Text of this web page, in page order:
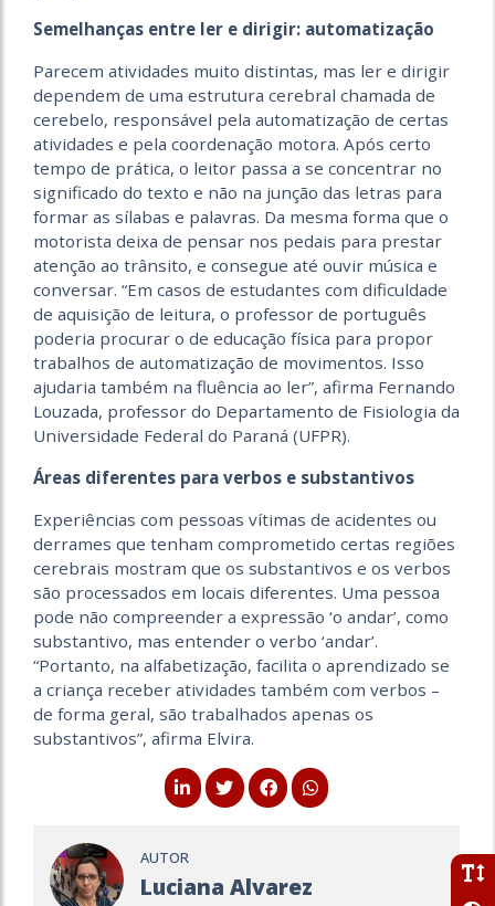
Semelhanças entre ler e dirigir: automatização
Parecem atividades muito distintas, mas ler e dirigir
dependem de uma estrutura cerebral chamada de
cerebelo, responsável pela automatização de certas
atividades e pela coordenação motora. Após certo
tempo de prática, o leitor passa a se concentrar no
significado do texto e não na junção das letras para
formar as sílabas e palavras. Da mesma forma que o
motorista deixa de pensar nos pedais para prestar
atenção ao trânsito, e consegue até ouvir música e
conversar. “Em casos de estudantes com dificuldade
de aquisição de leitura, o professor de português
poderia procurar o de educação física para propor
trabalhos de automatização de movimentos. Isso
ajudaria também na fluência ao ler”, afirma Fernando
Louzada, professor do Departamento de Fisiologia da
Universidade Federal do Paraná (UFPR).
Áreas diferentes para verbos e substantivos
Experiências com pessoas vítimas de acidentes ou
derrames que tenham comprometido certas regiões
cerebrais mostram que os substantivos e os verbos
são processados em locais diferentes. Uma pessoa
pode não compreender a expressão ‘o andar’, como
substantivo, mas entender o verbo ‘andar’.
“Portanto, na alfabetização, facilita o aprendizado se
a criança receber atividades também com verbos –
de forma geral, são trabalhados apenas os
substantivos”, afirma Elvira.
AUTOR
Luciana Alvarez